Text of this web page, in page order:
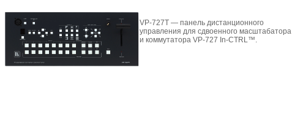
VP-727T — панель дистанционного
управления для сдвоенного масштабатора
и коммутатора VP-727 In-CTRL™.